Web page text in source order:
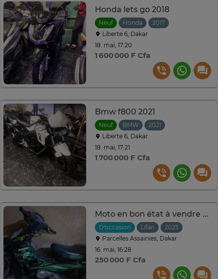
Honda lets go 2018
Neuf Honda
2017
Liberte 6, Dakar
18. mai, 17:20
1 600 000 F Cfa
Bmw f800 2021
Neuf BMW
2021
Liberte 6, Dakar
18. mai, 17:21
1 700 000 F Cfa
Moto en bon état à vendre avec carte à grise
D'occasion Lifan
2025
Parcelles Assainies, Dakar
16. mai, 16:28
250 000 F Cfa